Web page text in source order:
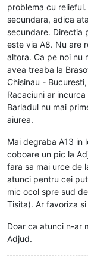
problema cu
secundara, adica
secundare. Directia
este via A8. Nu are
altora. Ca pe noi nu
avea treaba la
Chisinau -
Racaciuni ar
Barladul nu mai
aiurea.
Mai degraba A13 in
coboare un pic la
fara sa mai urce de
atunci pentru cei
mic ocol spre sud
Tisita). Ar favoriza
Doar ca atunci n-ar
Adjud.